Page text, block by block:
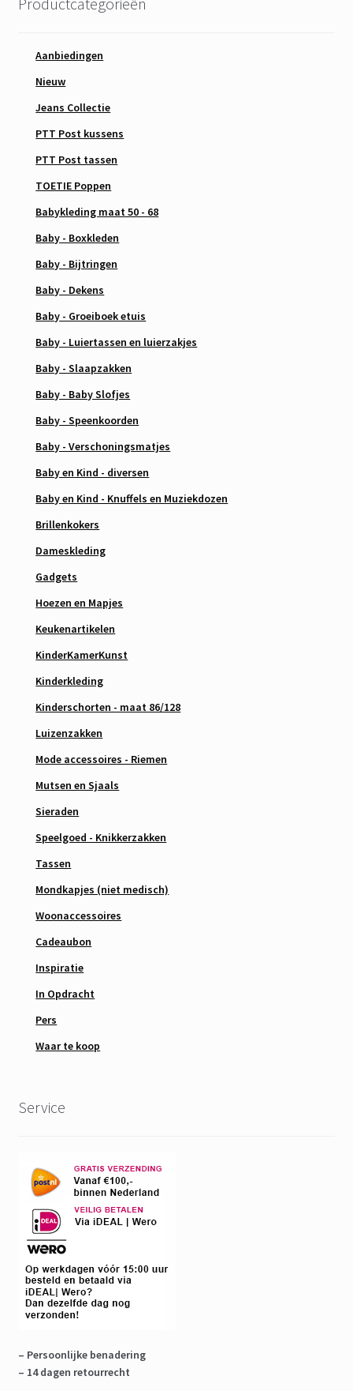
Aanbiedingen
Nieuw
Jeans Collectie
PTT Post kussens
PTT Post tassen
TOETIE Poppen
Babykleding maat 50 - 68
Baby - Boxkleden
Baby - Bijtringen
Baby - Dekens
Baby - Groeiboek etuis
Baby - Luiertassen en luierzakjes
Baby - Slaapzakken
Baby - Baby Slofjes
Baby - Speenkoorden
Baby - Verschoningsmatjes
Baby en Kind - diversen
Baby en Kind - Knuffels en Muziekdozen
Brillenkokers
Dameskleding
Gadgets
Hoezen en Mapjes
Keukenartikelen
KinderKamerKunst
Kinderkleding
Kinderschorten - maat 86/128
Luizenzakken
Mode accessoires - Riemen
Mutsen en Sjaals
Sieraden
Speelgoed - Knikkerzakken
Tassen
Mondkapjes (niet medisch)
Woonaccessoires
Cadeaubon
Inspiratie
In Opdracht
Pers
Waar te koop
Service
– Persoonlijke benadering
– 14 dagen retourrecht